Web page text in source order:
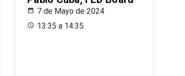
7 de Mayo de 2024
13:35 a 14:35